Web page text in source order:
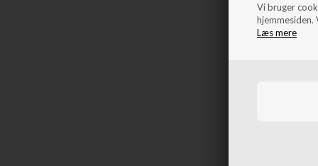
Vi bruger
hjemmesiden.
Læs mere